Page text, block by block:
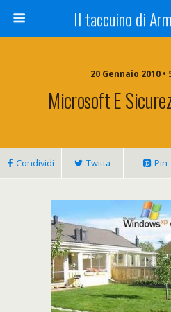
Il taccuino di
20 Gennaio 2010
Microsoft E
Condividi Twitta Pin